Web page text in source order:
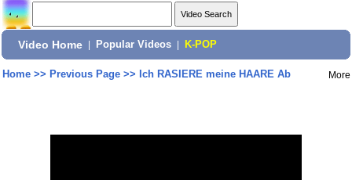
Video Home Popular Videos K-POP
Home>> Previous Page>> Ich RASIERE meine HAARE Ab More